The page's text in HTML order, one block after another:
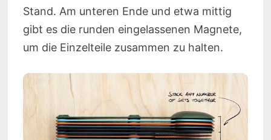
Stand. Am unteren Ende und etwa mittig
gibt es die runden eingelassenen Magnete,
um die Einzelteile zusammen zu halten.